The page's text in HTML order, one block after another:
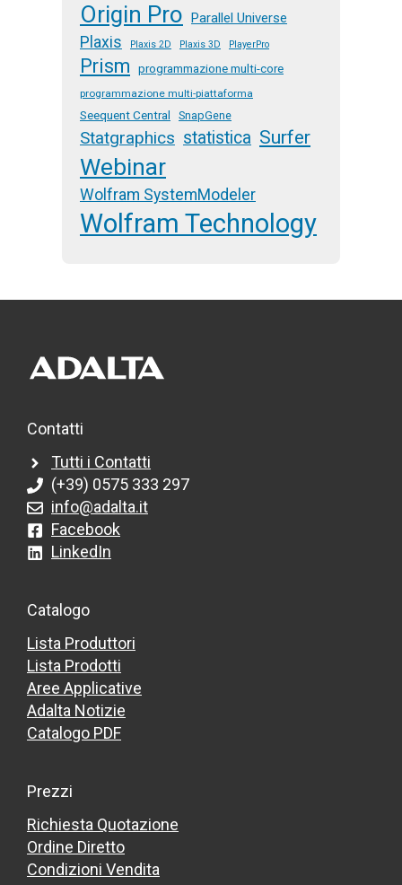
Origin Pro Parallel Universe
Plaxis Plaxis 2D Plaxis 3D PlayerPro
Prism programmazione multi-core
programmazione multi-piattaforma
Seequent Central SnapGene
Statgraphics statistica Surfer
Webinar
Wolfram SystemModeler
Wolfram Technology
Contatti
Tutti i Contatti
(+39) 0575 333 297
info@adalta.it
Facebook
LinkedIn
Catalogo
Lista Produttori
Lista Prodotti
Aree Applicative
Adalta Notizie
Catalogo PDF
Prezzi
Richiesta Quotazione
Ordine Diretto
Condizioni Vendita